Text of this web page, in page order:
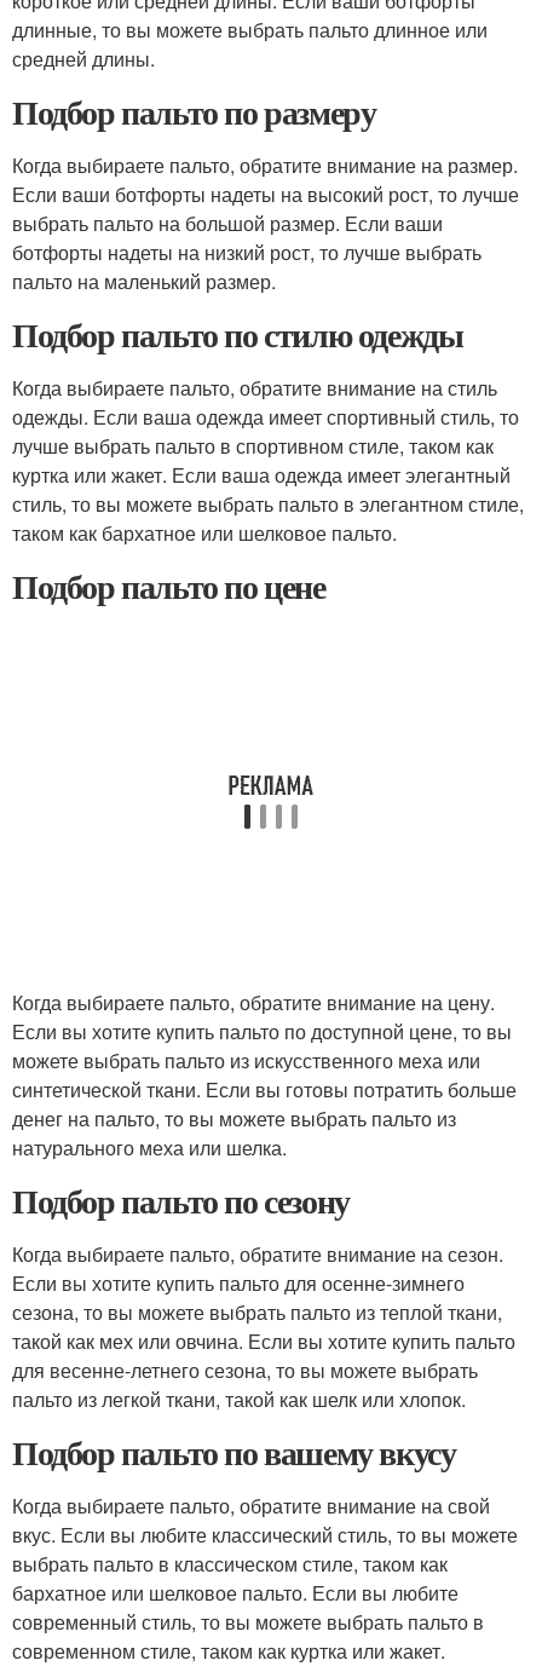
длинные, то вы можете выбрать пальто длинное или
средней длины.
Подбор пальто по размеру
Когда выбираете пальто, обратите внимание на размер.
Если ваши ботфорты надеты на высокий рост, то лучше
выбрать пальто на большой размер. Если ваши
ботфорты надеты на низкий рост, то лучше выбрать
пальто на маленький размер.
Подбор пальто по стилю одежды
Когда выбираете пальто, обратите внимание на стиль
одежды. Если ваша одежда имеет спортивный стиль, то
лучше выбрать пальто в спортивном стиле, таком как
куртка или жакет. Если ваша одежда имеет элегантный
стиль, то вы можете выбрать пальто в элегантном стиле,
таком как бархатное или шелковое пальто.
Подбор пальто по цене
Когда выбираете пальто, обратите внимание на цену.
Если вы хотите купить пальто по доступной цене, то вы
можете выбрать пальто из искусственного меха или
синтетической ткани. Если вы готовы потратить больше
денег на пальто, то вы можете выбрать пальто из
натурального меха или шелка.
Подбор пальто по сезону
Когда выбираете пальто, обратите внимание на сезон.
Если вы хотите купить пальто для осенне-зимнего
сезона, то вы можете выбрать пальто из теплой ткани,
такой как мех или овчина. Если вы хотите купить пальто
для весенне-летнего сезона, то вы можете выбрать
пальто из легкой ткани, такой как шелк или хлопок.
Подбор пальто по вашему вкусу
Когда выбираете пальто, обратите внимание на свой
вкус. Если вы любите классический стиль, то вы можете
выбрать пальто в классическом стиле, таком как
бархатное или шелковое пальто. Если вы любите
современный стиль, то вы можете выбрать пальто в
современном стиле, таком как куртка или жакет.